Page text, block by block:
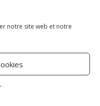
notre site web et notre